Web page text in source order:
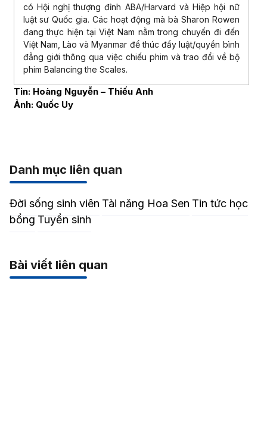
có Hội nghị thượng đỉnh ABA/Harvard và Hiệp hội nữ
luật sư Quốc gia. Các hoạt động mà bà Sharon Rowen
đang thực hiện tại Việt Nam nằm trong chuyến đi đến
Việt Nam, Lào và Myanmar để thúc đẩy luật/quyền bình
đẳng giới thông qua việc chiếu phim và trao đổi về bộ
phim Balancing the Scales.
Tin: Hoàng Nguyễn – Thiếu Anh
Ảnh: Quốc Uy
Danh mục liên quan
Đời sống sinh viên Tài năng Hoa Sen Tin tức học
bổngTuyển sinh
Bài viết liên quan